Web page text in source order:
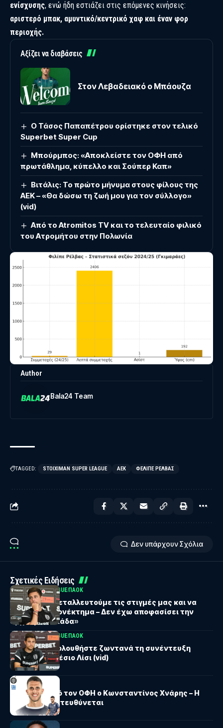
ενίσχυσης, ενώ ήδη εστιάζει στις επόμενες κινήσεις:
αριστερό μπακ, αμυντικό/κεντρικό χαφ και έναν φορ
περιοχής.
Αξίζει να διαβάσεις
Στον Λεβαδειακό ο Μπάουζα
O Τάσος Παπαπέτρου ορίστηκε στον τελικό
Superbet Super Cup
Μπούρμπος: «Αποκλείστε τον ΟΦΗ από
πρωτάθλημα, κύπελλο και Σούπερ Καπ»
Βιτάλις: Το πρώτο μήνυμα στους φίλους της
ΑΕΚ – «Θα δώσω τη ζωή μου για τον σύλλογο»
(vid)
Από το Atromitos TV και το τελευταίο φιλικό
του Ατρομήτου στην Πολωνία
Author
Bala24 Team
TAGGED: STOIXIMAN SUPER LEAGUE ΑΕΚ ΦΕΛΊΠΕ ΡΈΛΒΑΣ
Δεν υπάρχουν Σχόλια
Σχετικές Ειδήσεις
UEFA EUROPA LEAGUEΠΑΟΚ
Λίσι: «Να εκμεταλλευτούμε τις στιγμές μας και να
πάρουμε πλεονέκτημα – Δεν έχω αποφασίσει την
αρχική ενδεκάδα»
UEFA EUROPA LEAGUEΠΑΟΚ
ΠΑΟΚ: Παρακολουθήστε ζωντανά τη συνέντευξη
Τύπου του Αλέσιο Λίσι (vid)
ΟΦΗ ΠΑΝΑΧΑΪΚΉ
Παρελθόν από τον ΟΦΗ ο Κωνσταντίνος Χνάρης – Η
ομάδα που κατευθύνεται
ΠΑΝΑΘΗΝΑΪΚΟΣ